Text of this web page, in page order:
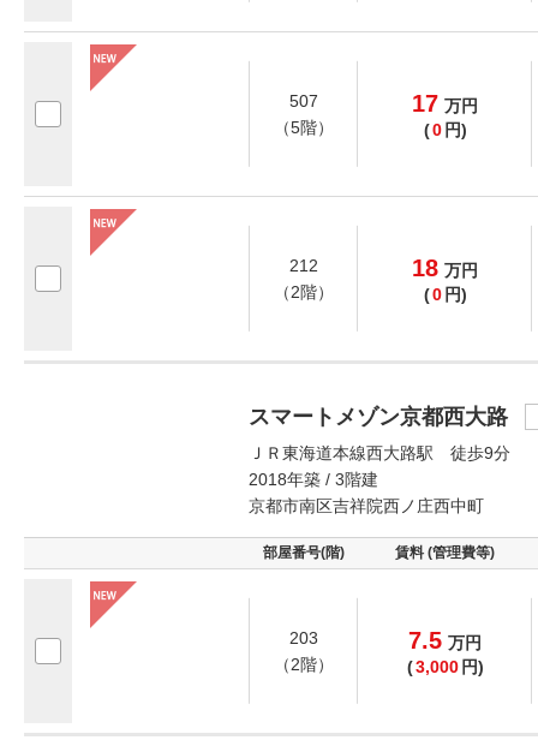
507
（5階）
17 万円
(0 円)
212
（2階）
18 万円
(0 円)
スマートメゾン京都西大路
ＪＲ東海道本線西大路駅 徒歩9分
2018年築 / 3階建
京都市南区吉祥院西ノ庄西中町
部屋番号(階) 賃料 (管理費等)
203
（2階）
7.5 万円
(3,000 円)